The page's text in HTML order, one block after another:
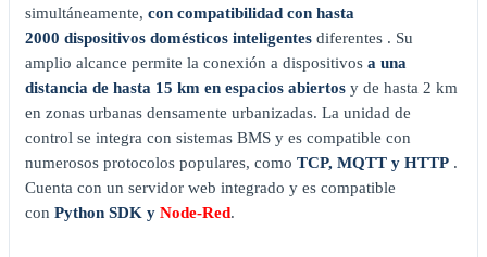
simultáneamente, con compatibilidad con hasta
2000 dispositivos domésticos inteligentes diferentes . Su
amplio alcance permite la conexión a dispositivos a una
distancia de hasta 15 km en espacios abiertos y de hasta 2 km
en zonas urbanas densamente urbanizadas. La unidad de
control se integra con sistemas BMS y es compatible con
numerosos protocolos populares, como TCP, MQTT y HTTP .
Cuenta con un servidor web integrado y es compatible
con Python SDK y Node-Red.